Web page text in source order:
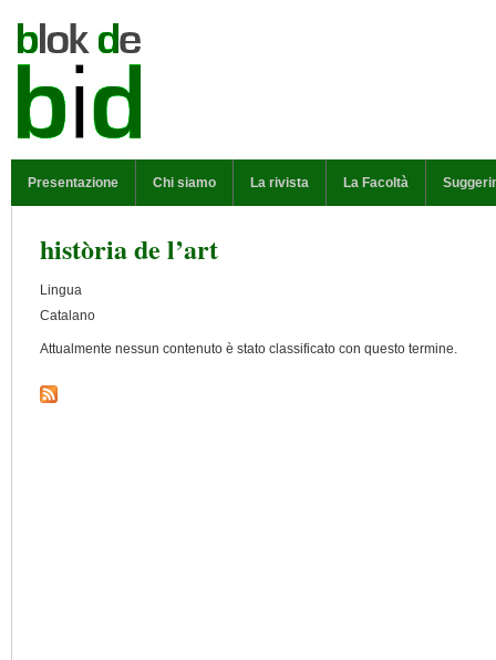
Presentazione Chi siamo La rivista La Facoltà
història de l’art
Lingua
Catalano
Attualmente nessun contenuto è stato classificato con questo termine.